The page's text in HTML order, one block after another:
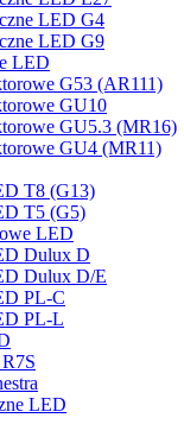
LED G4
LED G9
LED
G53 (AR111)
GU10
GU5.3 (MR16)
GU4 (MR11)
T8 (G13)
T5 (G5)
LED
Dulux D
Dulux D/E
PL-C
PL-L
LED